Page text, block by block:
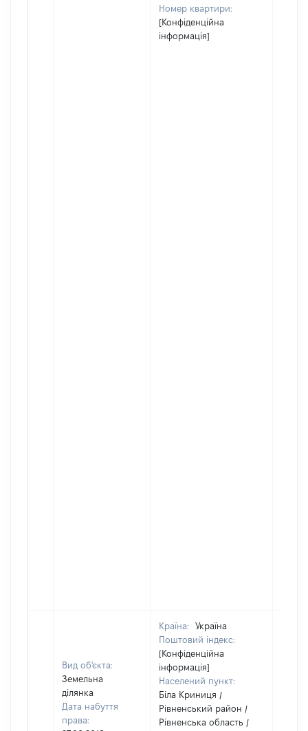
Номер квартири:
[Конфіденційна
інформація]
Вид об'єкта:
Земельна
ділянка
Дата набуття
права:
Країна:
Україна
Поштовий індекс:
[Конфіденційна
інформація]
Населений пункт:
Біла Криниця /
Рівненський район /
Рівненська область /